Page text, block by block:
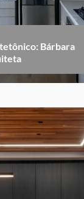
Bárbara